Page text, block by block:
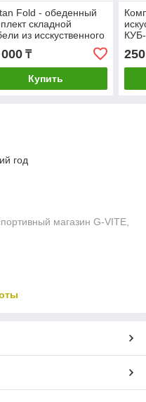
Fold - обеденный
складной
из исскуственного
(1 стол, 4 стула)
₸
Купить
год
магазин G-VITE,